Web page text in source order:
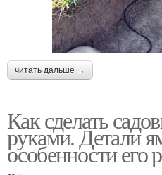
читать дальше →
Как сделать
руками. Детали
особенности его